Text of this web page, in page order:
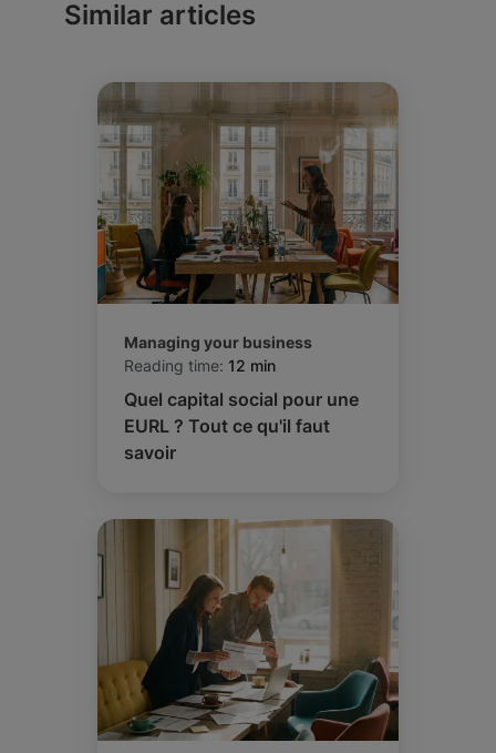
Similar articles
Managing your business
Reading time: 12 min
Quel capital social pour une
EURL ? Tout ce qu'il faut
savoir